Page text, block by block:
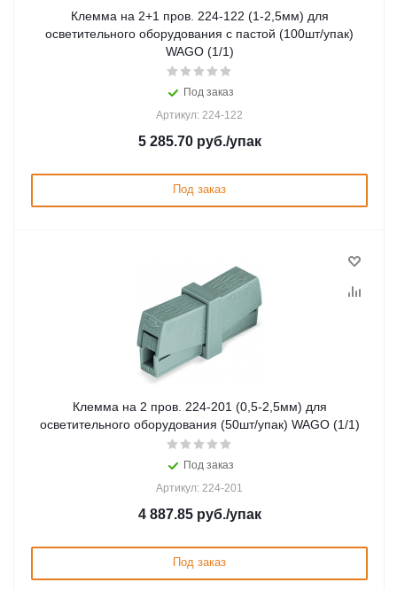
Клемма на 2+1 пров. 224-122 (1-2,5мм) для
осветительного оборудования с пастой (100шт/упак)
WAGO (1/1)
Под заказ
Артикул: 224-122
5 285.70руб./упак
Под заказ
Клемма на 2 пров. 224-201 (0,5-2,5мм) для
осветительного оборудования (50шт/упак) WAGO (1/1)
Под заказ
Артикул: 224-201
4 887.85руб./упак
Под заказ